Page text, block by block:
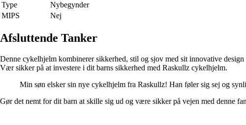
Type
Nybegynder
MIPS
Nej
Afsluttende Tanker
Denne cykelhjelm kombinerer sikkerhed, stil og sjov med sit innovative
Vær sikker på at investere i dit barns sikkerhed med Raskullz cykelhjelm.
Min søn elsker sin nye cykelhjelm fra Raskullz! Han føler sig sej og
Gør det nemt for dit barn at skille sig ud og være sikker på vejen med denne